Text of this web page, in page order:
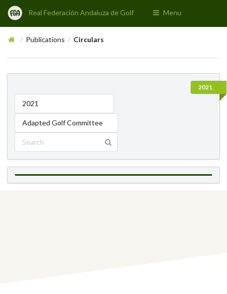
Real Federación Andaluza de Golf Menu
/ Publications / Circulars
2021
2021
Adapted Golf Committee